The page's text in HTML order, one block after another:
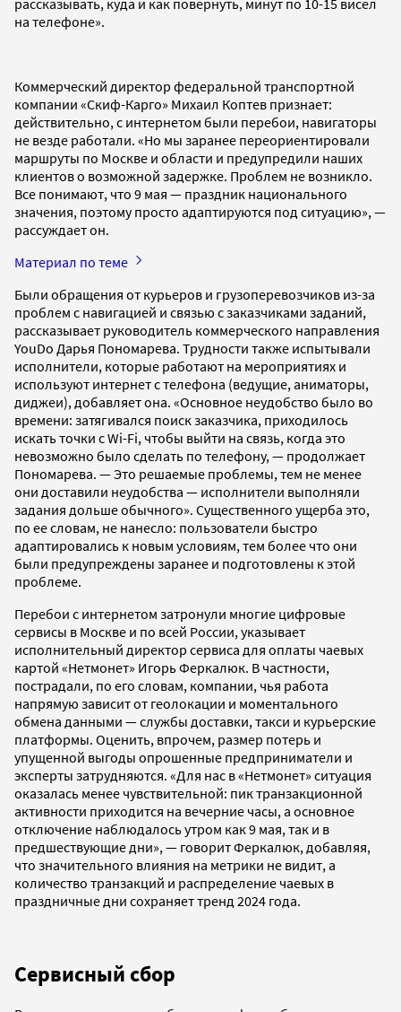
на телефоне».
Коммерческий директор федеральной транспортной
компании «Скиф-Карго» Михаил Коптев признает:
действительно, с интернетом были перебои, навигаторы
не везде работали. «Но мы заранее переориентировали
маршруты по Москве и области и предупредили наших
клиентов о возможной задержке. Проблем не возникло.
Все понимают, что 9 мая — праздник национального
значения, поэтому просто адаптируются под ситуацию», —
рассуждает он.
Материал по теме
Были обращения от курьеров и грузоперевозчиков из-за
проблем с навигацией и связью с заказчиками заданий,
рассказывает руководитель коммерческого направления
YouDo Дарья Пономарева. Трудности также испытывали
исполнители, которые работают на мероприятиях и
используют интернет с телефона (ведущие, аниматоры,
диджеи), добавляет она. «Основное неудобство было во
времени: затягивался поиск заказчика, приходилось
искать точки с Wi-Fi, чтобы выйти на связь, когда это
невозможно было сделать по телефону, — продолжает
Пономарева. — Это решаемые проблемы, тем не менее
они доставили неудобства — исполнители выполняли
задания дольше обычного». Существенного ущерба это,
по ее словам, не нанесло: пользователи быстро
адаптировались к новым условиям, тем более что они
были предупреждены заранее и подготовлены к этой
проблеме.
Перебои с интернетом затронули многие цифровые
сервисы в Москве и по всей России, указывает
исполнительный директор сервиса для оплаты чаевых
картой «Нетмонет» Игорь Феркалюк. В частности,
пострадали, по его словам, компании, чья работа
напрямую зависит от геолокации и моментального
обмена данными — службы доставки, такси и курьерские
платформы. Оценить, впрочем, размер потерь и
упущенной выгоды опрошенные предприниматели и
эксперты затрудняются. «Для нас в «Нетмонет» ситуация
оказалась менее чувствительной: пик транзакционной
активности приходится на вечерние часы, а основное
отключение наблюдалось утром как 9 мая, так и в
предшествующие дни», — говорит Феркалюк, добавляя,
что значительного влияния на метрики не видит, а
количество транзакций и распределение чаевых в
праздничные дни сохраняет тренд 2024 года.
Сервисный сбор